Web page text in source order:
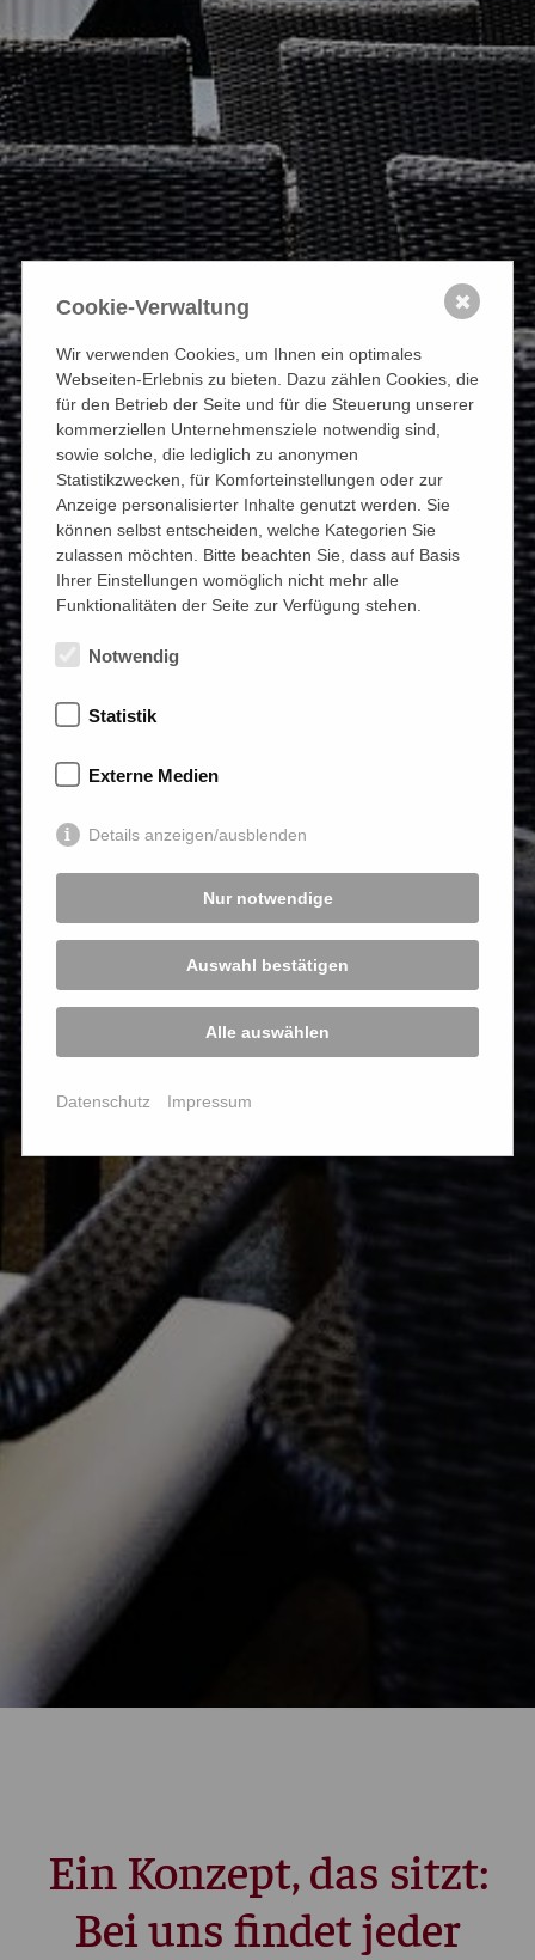
Ein Konzept, das sitzt:
Bei uns findet jeder
Cookie-Verwaltung
Wir verwenden Cookies, um Ihnen ein optimales
Webseiten-Erlebnis zu bieten. Dazu zählen Cookies, die
für den Betrieb der Seite und für die Steuerung unserer
kommerziellen Unternehmensziele notwendig sind,
sowie solche, die lediglich zu anonymen
Statistikzwecken, für Komforteinstellungen oder zur
Anzeige personalisierter Inhalte genutzt werden. Sie
können selbst entscheiden, welche Kategorien Sie
zulassen möchten. Bitte beachten Sie, dass auf Basis
Ihrer Einstellungen womöglich nicht mehr alle
Funktionalitäten der Seite zur Verfügung stehen.
Notwendig
Statistik
Externe Medien
Details anzeigen/ausblenden
Nur notwendige
Auswahl bestätigen
Alle auswählen
Datenschutz Impressum
✖